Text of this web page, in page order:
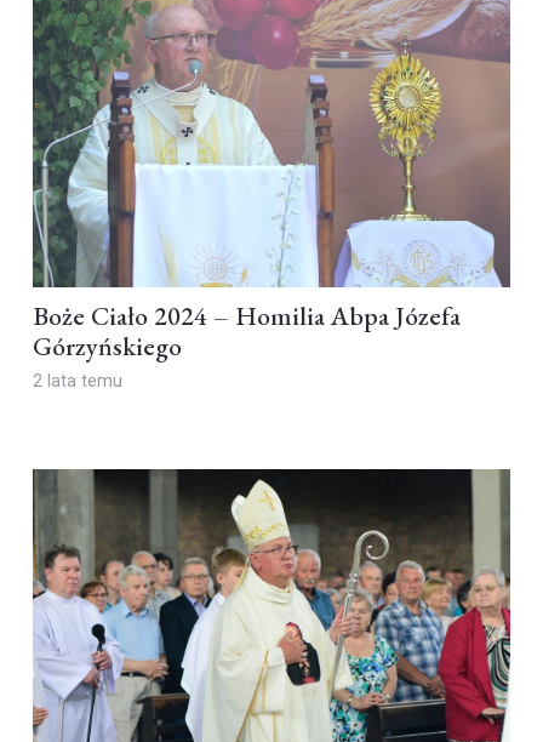
Boże Ciało 2024 – Homilia Abpa Józefa
Górzyńskiego
2 lata temu